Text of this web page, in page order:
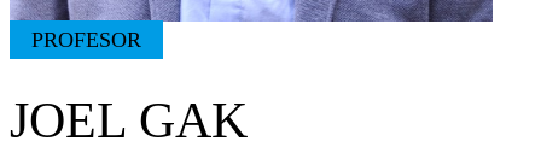
PROFESOR
JOEL GAK